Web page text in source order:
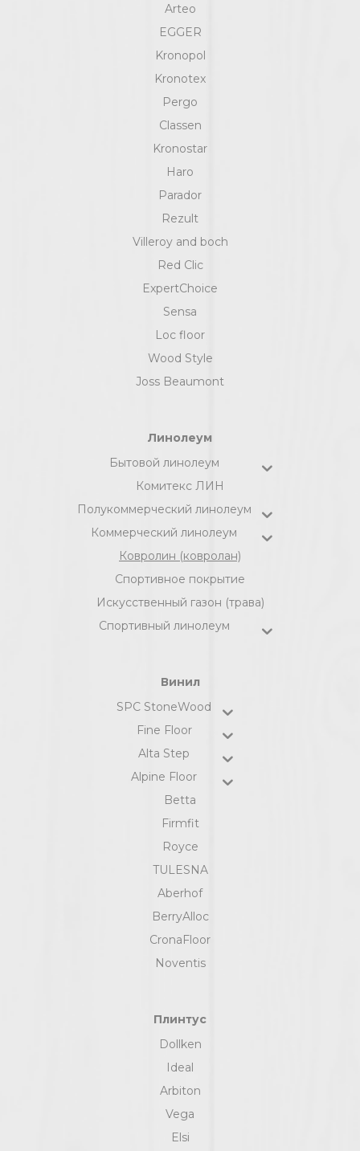
Arteo
EGGER
Kronopol
Kronotex
Pergo
Classen
Kronostar
Haro
Parador
Rezult
Villeroy and boch
Red Clic
ExpertChoice
Sensa
Loc floor
Wood Style
Joss Beaumont
Линолеум
Бытовой линолеум
Комитекс ЛИН
Полукоммерческий линолеум
Коммерческий линолеум
Ковролин (ковролан)
Спортивное покрытие
Искусственный газон (трава)
Спортивный линолеум
Винил
SPC StoneWood
Fine Floor
Alta Step
Alpine Floor
Betta
Firmfit
Royce
TULESNA
Aberhof
BerryAlloc
CronaFloor
Noventis
Плинтус
Dollken
Ideal
Arbiton
Vega
Elsi